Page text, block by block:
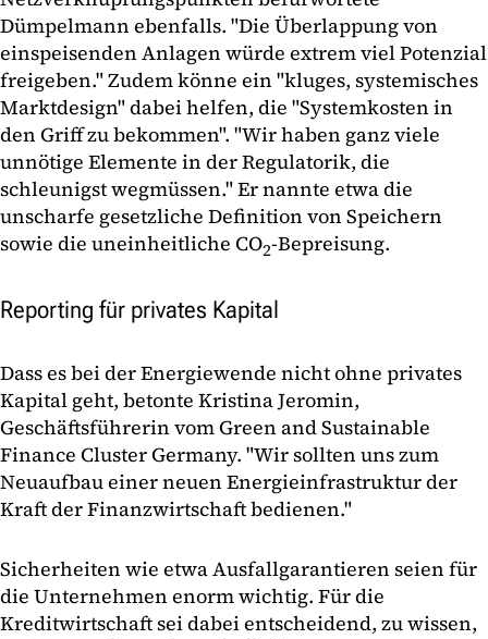
Dümpelmann ebenfalls. "Die Überlappung von
einspeisenden Anlagen würde extrem viel Potenzial
freigeben." Zudem könne ein "kluges, systemisches
Marktdesign" dabei helfen, die "Systemkosten in
den Griff zu bekommen". "Wir haben ganz viele
unnötige Elemente in der Regulatorik, die
schleunigst wegmüssen." Er nannte etwa die
unscharfe gesetzliche Definition von Speichern
sowie die uneinheitliche CO2-Bepreisung.
Reporting für privates Kapital
Dass es bei der Energiewende nicht ohne privates
Kapital geht, betonte Kristina Jeromin,
Geschäftsführerin vom Green and Sustainable
Finance Cluster Germany. "Wir sollten uns zum
Neuaufbau einer neuen Energieinfrastruktur der
Kraft der Finanzwirtschaft bedienen."
Sicherheiten wie etwa Ausfallgarantieren seien für
die Unternehmen enorm wichtig. Für die
Kreditwirtschaft sei dabei entscheidend, zu wissen,